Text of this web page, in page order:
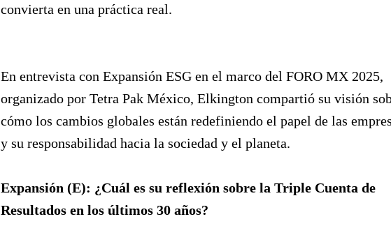
convierta en una práctica real.
En entrevista con Expansión ESG en el marco del FORO MX 2025,
organizado por Tetra Pak México, Elkington compartió su visión
cómo los cambios globales están redefiniendo el papel de las
y su responsabilidad hacia la sociedad y el planeta.
Expansión (E): ¿Cuál es su reflexión sobre la Triple Cuenta de
Resultados en los últimos 30 años?